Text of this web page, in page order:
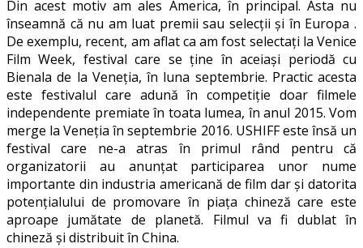
Din acest motiv am ales America, în principal. Asta nu
înseamnă că nu am luat premii sau selecții și în Europa .
De exemplu, recent, am aflat ca am fost selectați la Venice
Film Week, festival care se ține în aceiași periodă cu
Bienala de la Veneția, în luna septembrie. Practic acesta
este festivalul care adună în competiție doar filmele
independente premiate în toata lumea, în anul 2015. Vom
merge la Veneția în septembrie 2016. USHIFF este însă un
festival care ne-a atras în primul rând pentru că
organizatorii au anunțat participarea unor nume
importante din industria americană de film dar și datorita
potențialului de promovare în piața chineză care este
aproape jumătate de planetă. Filmul va fi dublat în
chineză și distribuit în China.